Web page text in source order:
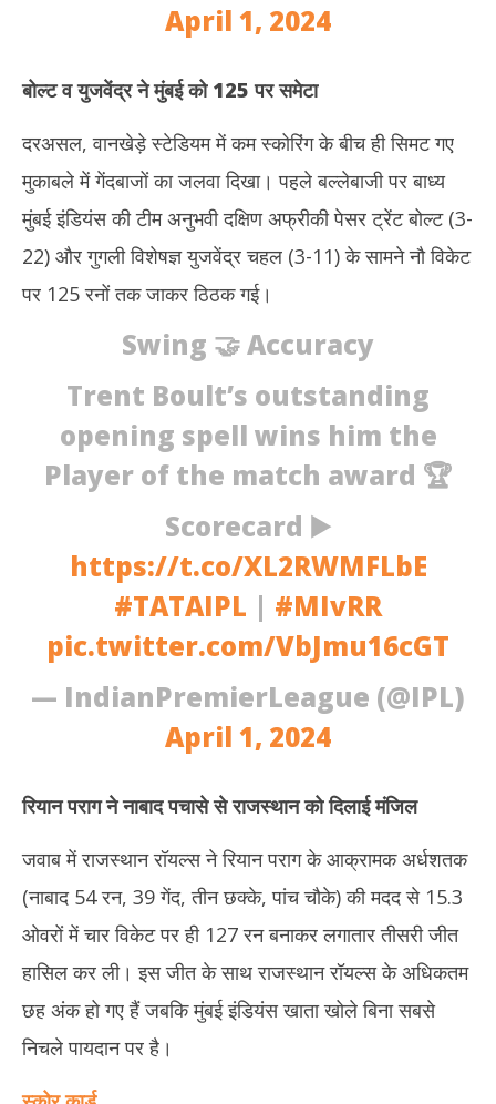
April 1, 2024
बोल्ट व युजवेंद्र ने मुंबई को 125 पर समेटा
दरअसल, वानखेड़े स्टेडियम में कम स्कोरिंग के बीच ही सिमट गए
मुकाबले में गेंदबाजों का जलवा दिखा। पहले बल्लेबाजी पर बाध्य
मुंबई इंडियंस की टीम अनुभवी दक्षिण अफ्रीकी पेसर ट्रेंट बोल्ट (3-
22) और गुगली विशेषज्ञ युजवेंद्र चहल (3-11) के सामने नौ विकेट
पर 125 रनों तक जाकर ठिठक गई।
Swing 🤝 Accuracy
Trent Boult’s outstanding
opening spell wins him the
Player of the match award 🏆
Scorecard ▶️
https://t.co/XL2RWMFLbE
#TATAIPL | #MIvRR
pic.twitter.com/VbJmu16cGT
— IndianPremierLeague (@IPL)
April 1, 2024
रियान पराग ने नाबाद पचासे से राजस्थान को दिलाई मंजिल
जवाब में राजस्थान रॉयल्स ने रियान पराग के आक्रामक अर्धशतक
(नाबाद 54 रन, 39 गेंद, तीन छक्के, पांच चौके) की मदद से 15.3
ओवरों में चार विकेट पर ही 127 रन बनाकर लगातार तीसरी जीत
हासिल कर ली। इस जीत के साथ राजस्थान रॉयल्स के अधिकतम
छह अंक हो गए हैं जबकि मुंबई इंडियंस खाता खोले बिना सबसे
निचले पायदान पर है।